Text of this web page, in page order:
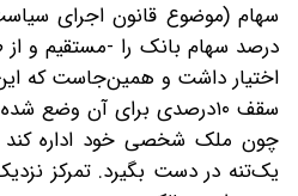
درصد سهام بانک را -مستقیم و
اختیار داشت و همین‌جاست که
سقف ۱۰درصدی برای آن وضع
چون ملک شخصی خود اداره کند